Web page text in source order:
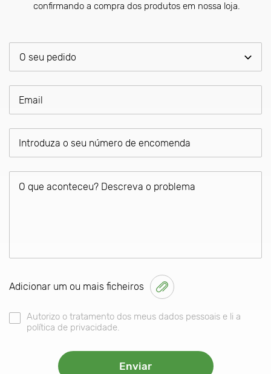
confirmando a compra dos produtos em nossa loja.
Adicionar um ou mais ficheiros
Autorizo o tratamento dos meus dados pessoais e li a
política de privacidade.